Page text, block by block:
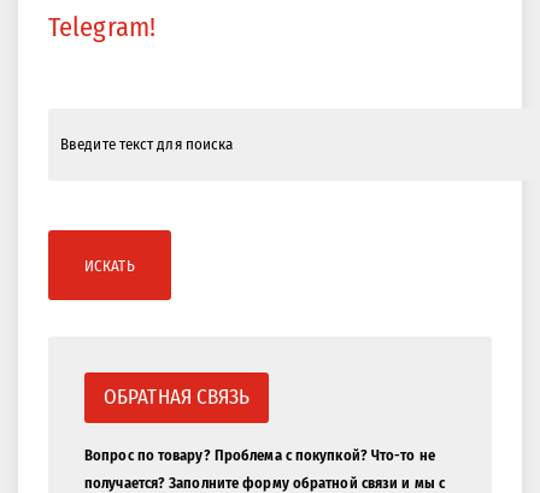
Telegram!
ИСКАТЬ
ОБРАТНАЯ СВЯЗЬ
Вопрос по товару? Проблема с покупкой? Что-то не
получается? Заполните форму обратной связи и мы с